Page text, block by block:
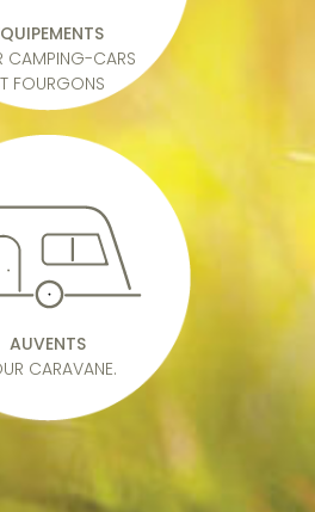
CAMPING-CARS
FOURGONS
AUVENTS
CARAVANE.